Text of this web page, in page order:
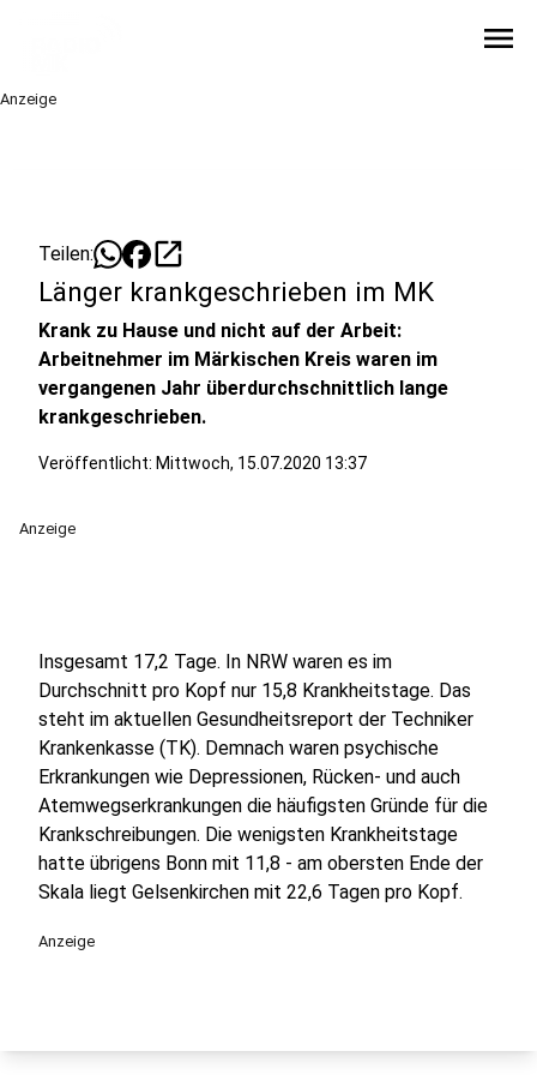
menu
Anzeige
Teilen: open_in_new
Länger krankgeschrieben im MK
Krank zu Hause und nicht auf der Arbeit:
Arbeitnehmer im Märkischen Kreis waren im
vergangenen Jahr überdurchschnittlich lange
krankgeschrieben.
Veröffentlicht: Mittwoch, 15.07.2020 13:37
Anzeige
Insgesamt 17,2 Tage. In NRW waren es im
Durchschnitt pro Kopf nur 15,8 Krankheitstage. Das
steht im aktuellen Gesundheitsreport der Techniker
Krankenkasse (TK). Demnach waren psychische
Erkrankungen wie Depressionen, Rücken- und auch
Atemwegserkrankungen die häufigsten Gründe für die
Krankschreibungen. Die wenigsten Krankheitstage
hatte übrigens Bonn mit 11,8 - am obersten Ende der
Skala liegt Gelsenkirchen mit 22,6 Tagen pro Kopf.
Anzeige